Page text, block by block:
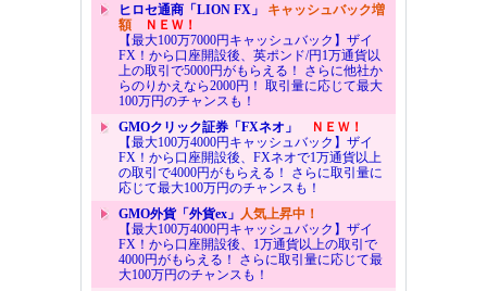
ヒロセ通商「LION FX」 キャッシュバック増
額ＮＥＷ！
【最大100万7000円キャッシュバック】ザイ
FX！から口座開設後、英ポンド/円1万通貨以
上の取引で5000円がもらえる！ さらに他社か
らのりかえなら2000円！ 取引量に応じて最大
100万円のチャンスも！
GMOクリック証券「FXネオ」
ＮＥＷ！
【最大100万4000円キャッシュバック】ザイ
FX！から口座開設後、FXネオで1万通貨以上
の取引で4000円がもらえる！ さらに取引量に
応じて最大100万円のチャンスも！
GMO外貨「外貨ex」 人気上昇中！
【最大100万4000円キャッシュバック】ザイ
FX！から口座開設後、1万通貨以上の取引で
4000円がもらえる！ さらに取引量に応じて最
大100万円のチャンスも！